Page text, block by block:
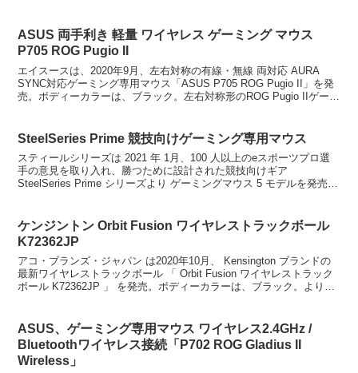
ASUS 両手利き 軽量 ワイヤレス ゲーミング マウス
P705 ROG Pugio II
エイスースは、2020年9月、左右対称の有線・無線 両対応 AURA
SYNC対応ゲーミング専用マウス「ASUS P705 ROG Pugio II」を発
売。ボディーカラーは、ブラック。左右対称形のROG Pugio IIゲーミ
SteelSeries Prime 競技向けゲーミング専用マウス
スティールシリーズは 2021 年 1月、100 人以上のeスポーツプロ選
手の意見を取り入れ、勝つために設計された競技向けギア
SteelSeries Prime シリーズより ゲーミングマウス 5 モデルを発売。
ケンジントン Orbit Fusion ワイヤレストラックボール
K72362JP
アコ・ブランズ・ジャパン は2020年10月、 Kensington ブランドの
最新ワイヤレストラックボール 「 Orbit Fusion ワイヤレストラック
ボール K72362JP 」 を発売。ボディーカラーは、ブラック。より精
ASUS、ゲーミング専用マウス ワイヤレス2.4GHz /
Bluetoothワイヤレス接続「P702 ROG Gladius II
Wireless」